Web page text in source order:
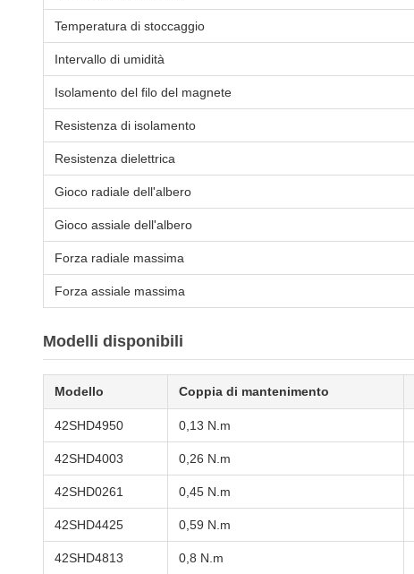
Temperatura di stoccaggio
Intervallo di umidità
Isolamento del filo del magnete
Resistenza di isolamento
Resistenza dielettrica
Gioco radiale dell'albero
Gioco assiale dell'albero
Forza radiale massima
Forza assiale massima
Modelli disponibili
Modello Coppia di mantenimento
42SHD4950 0,13 N.m
42SHD4003 0,26 N.m
42SHD0261 0,45 N.m
42SHD4425 0,59 N.m
42SHD4813 0,8 N.m